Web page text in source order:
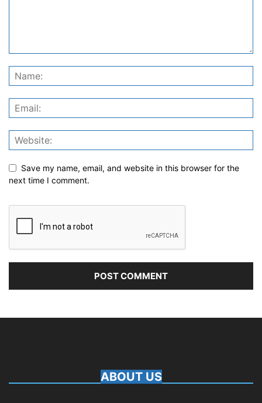
Save my name, email, and website in this browser for the
next time I comment.
ABOUT US